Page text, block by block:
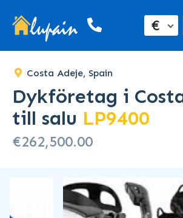
€
Costa Adeje, Spain
Dykföretag i
till salu LP9400
€262,500.00